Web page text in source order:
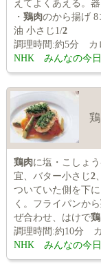
えてよくあえる。
・ 鶏肉のから揚げ 8
油 小さじ1/2
調理時間:約5分 カ
NHK みんなの今
鶏肉に塩・こしょ
宜、バター小さじ2
ついていた側を下
く。フライパンから
ぜ合わせ、はけで
調理時間:約10分
NHK みんなの今